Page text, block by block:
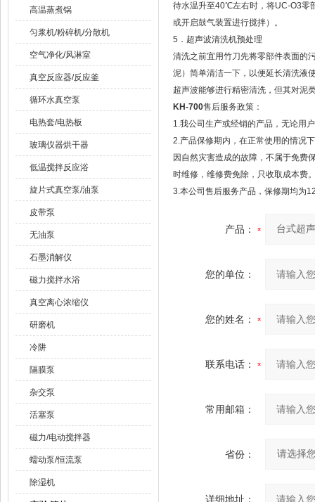
高温蒸煮锅
匀浆机/粉碎机/分散机
空气净化/风淋室
真空反应器/反应釜
循环水真空泵
电热套/电热板
玻璃仪器烘干器
低温搅拌反应浴
旋片式真空泵/油泵
皮带泵
无油泵
石墨消解仪
磁力搅拌水浴
真空离心浓缩仪
研磨机
冷阱
隔膜泵
杂交泵
活塞泵
磁力/电动搅拌器
蠕动泵/恒流泵
除湿机
待水温升至40℃左右时，将UC-O3零
或开启鼓气装置进行搅拌）。
5．超声波清洗机预处理
清洗之前宜用竹刀先将零部件表面的
泥）简单清洁一下，以便延长清洗液
超声波能够进行精密清洗，但其对泥
KH-700售后服务政策：
1.我公司生产或经销的产品，无论用
2.产品保修期内，在正常使用的情况
因自然灾害造成的故障，不属于免费
时维修，维修费免除，只收取成本费
3.本公司售后服务产品，保修期均为
产品：
您的单位：
您的姓名：
联系电话：
常用邮箱：
省份：
详细地址：